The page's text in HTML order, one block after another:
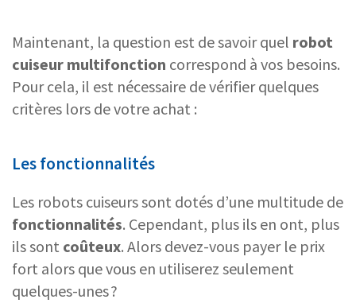
Maintenant, la question est de savoir quel robot
cuiseur multifonction correspond à vos besoins.
Pour cela, il est nécessaire de vérifier quelques
critères lors de votre achat :
Les fonctionnalités
Les robots cuiseurs sont dotés d’une multitude de
fonctionnalités. Cependant, plus ils en ont, plus
ils sont coûteux. Alors devez-vous payer le prix
fort alors que vous en utiliserez seulement
quelques-unes ?